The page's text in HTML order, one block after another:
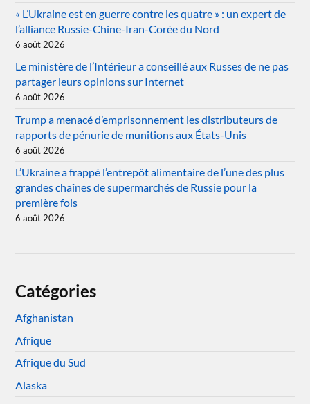
« L’Ukraine est en guerre contre les quatre » : un expert de
l’alliance Russie-Chine-Iran-Corée du Nord
6 août 2026
Le ministère de l’Intérieur a conseillé aux Russes de ne pas
partager leurs opinions sur Internet
6 août 2026
Trump a menacé d’emprisonnement les distributeurs de
rapports de pénurie de munitions aux États-Unis
6 août 2026
L’Ukraine a frappé l’entrepôt alimentaire de l’une des plus
grandes chaînes de supermarchés de Russie pour la
première fois
6 août 2026
Catégories
Afghanistan
Afrique
Afrique du Sud
Alaska